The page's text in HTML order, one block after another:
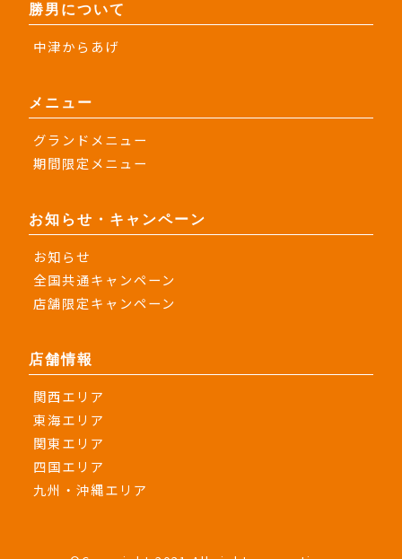
勝男について
中津からあげ
メニュー
グランドメニュー
期間限定メニュー
お知らせ・キャンペーン
お知らせ
全国共通キャンペーン
店舗限定キャンペーン
店舗情報
関西エリア
東海エリア
関東エリア
四国エリア
九州・沖縄エリア